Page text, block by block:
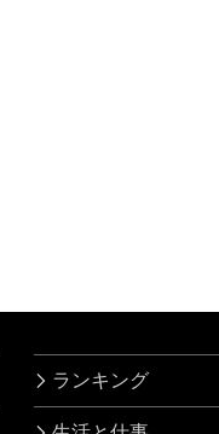
ランキング